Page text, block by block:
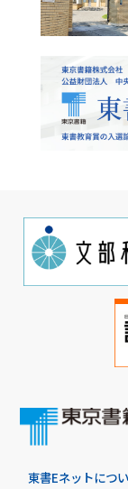
東書Eネットにつ